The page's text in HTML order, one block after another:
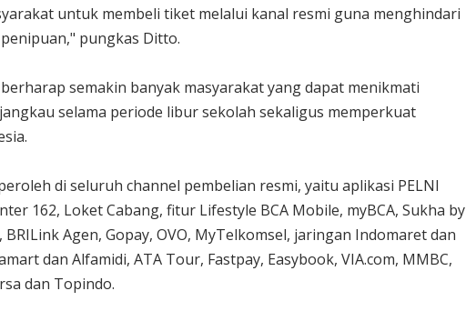
untuk membeli tiket melalui kanal resmi guna menghindari
pungkas Ditto.
semakin banyak masyarakat yang dapat menikmati
selama periode libur sekolah sekaligus memperkuat
di seluruh channel pembelian resmi, yaitu aplikasi PELNI
162, Loket Cabang, fitur Lifestyle BCA Mobile, myBCA, Sukha by
Agen, Gopay, OVO, MyTelkomsel, jaringan Indomaret dan
dan Alfamidi, ATA Tour, Fastpay, Easybook, VIA.com, MMBC,
dan Topindo.